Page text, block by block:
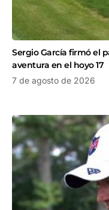
Sergio García firmó el
aventura en el hoyo 17
7 de agosto de 2026